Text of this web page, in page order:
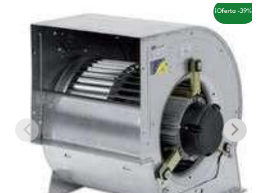
¡Oferta -39%!
precio
original
era:
319,00 €.
actual
196,00 €.